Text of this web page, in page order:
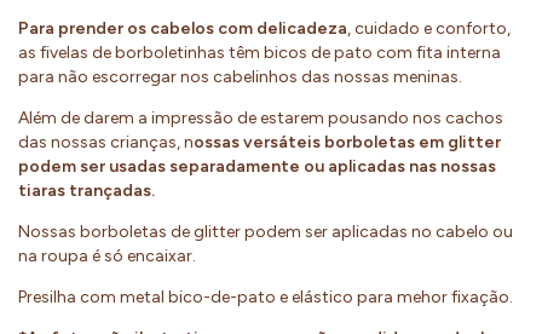
Para prender os cabelos com delicadeza, cuidado e conforto,
as fivelas de borboletinhas têm bicos de pato com fita interna
para não escorregar nos cabelinhos das nossas meninas.
Além de darem a impressão de estarem pousando nos cachos
das nossas crianças, nossas versáteis borboletas em glitter
podem ser usadas separadamente ou aplicadas nas nossas
tiaras trançadas.
Nossas borboletas de glitter podem ser aplicadas no cabelo ou
na roupa é só encaixar.
Presilha com metal bico-de-pato e elástico para mehor fixação.